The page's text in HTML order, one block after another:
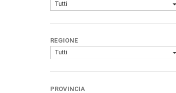
Tutti
REGIONE
Tutti
PROVINCIA